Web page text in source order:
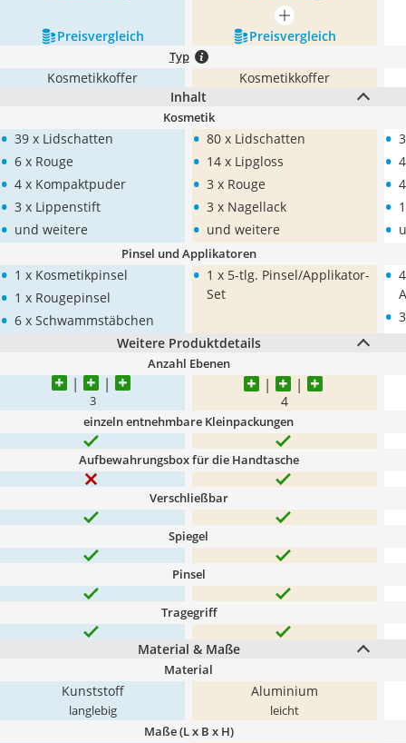
mehr anzeigen
Preis­vergleich
Preis­vergleich
Typ
Kosmetikkoffer
Kosmetikkoffer
Inhalt
Kosmetik
• 39 x Lidschatten
• 6 x Rouge
• 4 x Kompaktpuder
• 3 x Lippenstift
• und weitere
• 80 x Lidschatten
• 14 x Lipgloss
• 3 x Rouge
• 3 x Nagellack
• und weitere
•
•
•
•
•
Pinsel und Applikatoren
• 1 x Kosmetikpinsel
• 1 x Rougepinsel
• 6 x Schwammstäbchen
• 1 x 5-tlg. Pinsel/Applikator-
Set
•
•
Weitere Produktdetails
Anzahl Ebenen
3 4
einzeln entnehmbare Kleinpackungen
Aufbewahrungsbox für die Handtasche
Verschließbar
Spiegel
Pinsel
Tragegriff
Material & Maße
Material
Kunststoff
langlebig
Aluminium
leicht
Maße (L x B x H)